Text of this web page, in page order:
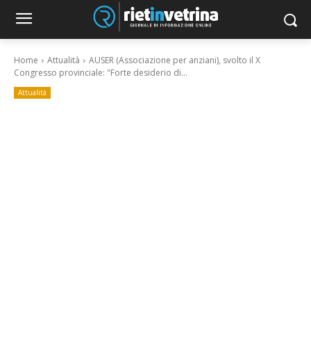
Home Attualità
AUSER (Associazione per anziani), svolto il X
Congresso provinciale: "Forte desiderio di...
Attualità